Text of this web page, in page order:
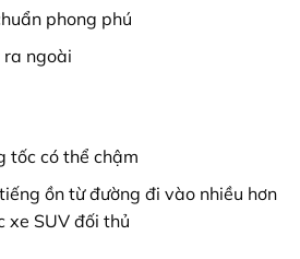
phong phú
ra ngoài
tốc có thể chậm
ồn từ đường đi vào nhiều hơn
xe SUV đối thủ